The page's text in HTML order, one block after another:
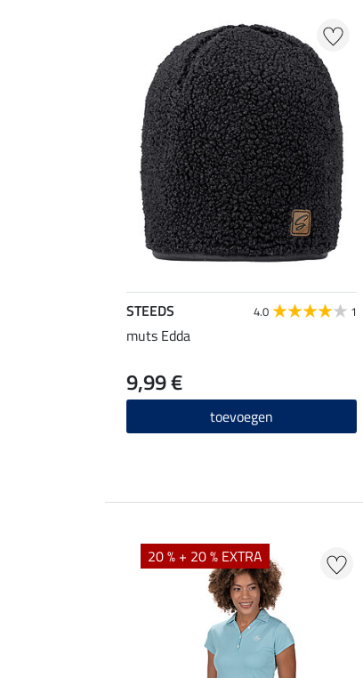
STEEDS 4.0 1
muts Edda
9,99 €
toevoegen
20 % + 20 % EXTRA